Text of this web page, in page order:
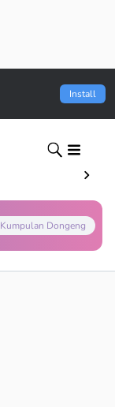
Install
Kumpulan Dongeng